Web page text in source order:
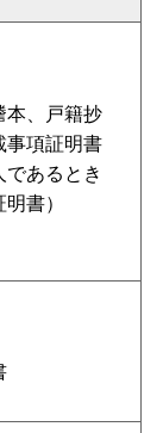
本、戸籍抄
事項証明書
であるとき
書）